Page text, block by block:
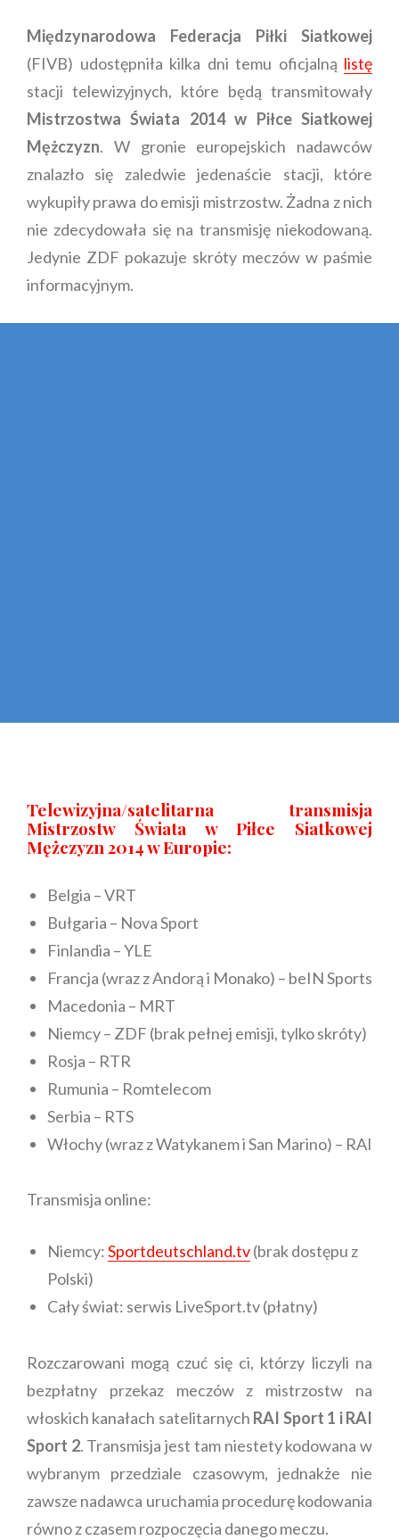
Międzynarodowa Federacja Piłki Siatkowej
(FIVB) udostępniła kilka dni temu oficjalną listę
stacji telewizyjnych, które będą transmitowały
Mistrzostwa Świata 2014 w Piłce Siatkowej
Mężczyzn. W gronie europejskich nadawców
znalazło się zaledwie jedenaście stacji, które
wykupiły prawa do emisji mistrzostw. Żadna z nich
nie zdecydowała się na transmisję niekodowaną.
Jedynie ZDF pokazuje skróty meczów w paśmie
informacyjnym.
Telewizyjna/satelitarna transmisja
Mistrzostw Świata w Piłce Siatkowej
Mężczyzn 2014 w Europie:
Belgia – VRT
Bułgaria – Nova Sport
Finlandia – YLE
Francja (wraz z Andorą i Monako) – beIN Sports
Macedonia – MRT
Niemcy – ZDF (brak pełnej emisji, tylko skróty)
Rosja – RTR
Rumunia – Romtelecom
Serbia – RTS
Włochy (wraz z Watykanem i San Marino) – RAI
Transmisja online:
Niemcy:Sportdeutschland.tv(brak dostępu z
Polski)
Cały świat: serwis LiveSport.tv (płatny)
Rozczarowani mogą czuć się ci, którzy liczyli na
bezpłatny przekaz meczów z mistrzostw na
włoskich kanałach satelitarnych RAI Sport 1 i RAI
Sport 2. Transmisja jest tam niestety kodowana w
wybranym przedziale czasowym, jednakże nie
zawsze nadawca uruchamia procedurę kodowania
równo z czasem rozpoczęcia danego meczu.